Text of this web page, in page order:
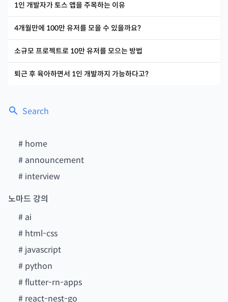
Search
# home
# announcement
# interview
노마드 강의
# ai
# html-css
# javascript
# python
#flutter-rn-apps
# react-nest-go
1인 개발자가 토스 앱을 주목하는 이유
4개월만에 100만 유저를 모을 수 있을까요?
소규모 프로젝트로 10만 유저를 모으는 방법
퇴근 후 육아하면서 1인 개발까지 가능하다고?